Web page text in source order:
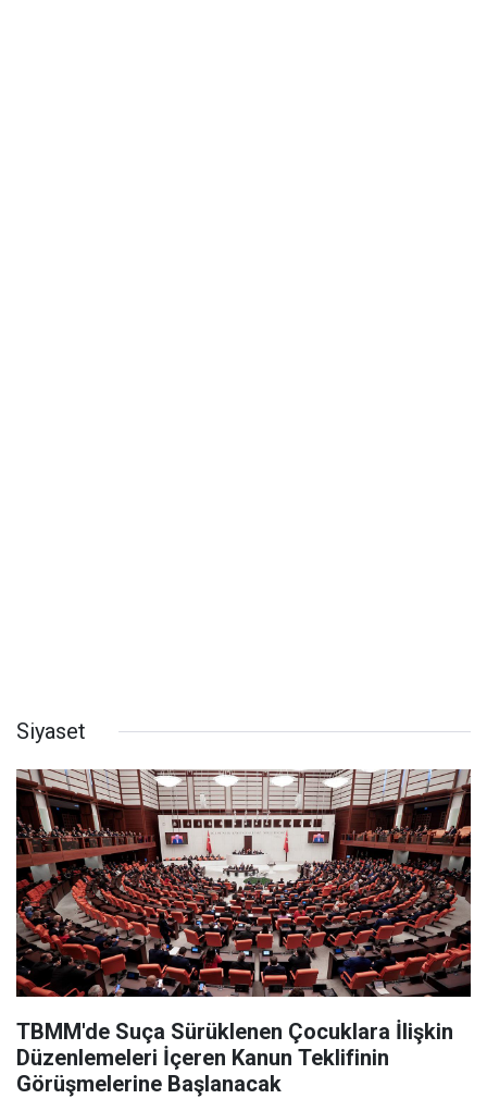
Siyaset
TBMM'de Suça Sürüklenen Çocuklara İlişkin
Düzenlemeleri İçeren Kanun Teklifinin
Görüşmelerine Başlanacak